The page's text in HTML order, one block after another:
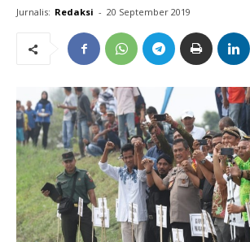
Jurnalis: Redaksi - 20 September 2019